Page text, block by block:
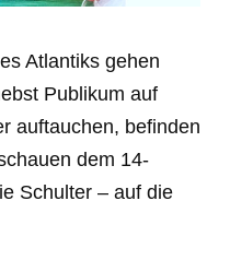
Atlantiks gehen
Publikum auf
auftauchen, befinden
dem 14-
Schulter – auf die